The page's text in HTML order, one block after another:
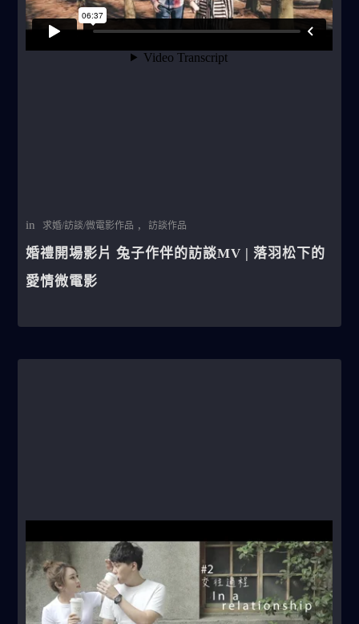
in 求婚/訪談/微電影作品 , 訪談作品
婚禮開場影片 兔子作伴的訪談MV | 落羽松下的
愛情微電影